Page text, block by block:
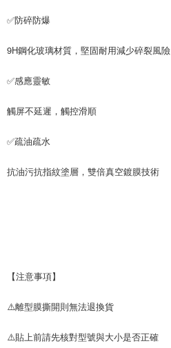
✅防碎防爆
9H鋼化玻璃材質，堅固耐用減少碎裂風險
✅感應靈敏
觸屏不延遲，觸控滑順
✅疏油疏水
抗油污抗指紋塗層，雙倍真空鍍膜技術
【注意事項】
⚠️離型膜撕開則無法退換貨
⚠️貼上前請先核對型號與大小是否正確